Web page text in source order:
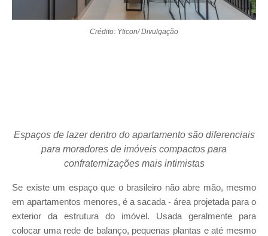
Crédito: Yticon/ Divulgação
Espaços de lazer dentro do apartamento são diferenciais
para moradores de imóveis compactos para
confraternizações mais intimistas
Se existe um espaço que o brasileiro não abre mão, mesmo
em apartamentos menores, é a sacada - área projetada para o
exterior da estrutura do imóvel. Usada geralmente para
colocar uma rede de balanço, pequenas plantas e até mesmo